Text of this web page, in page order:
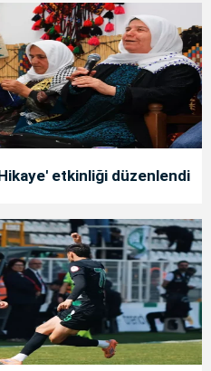
etkinliği düzenlendi